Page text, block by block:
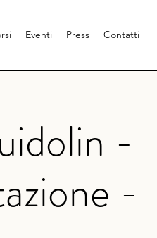
Eventi Press Contatti
-
-